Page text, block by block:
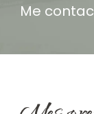
Me